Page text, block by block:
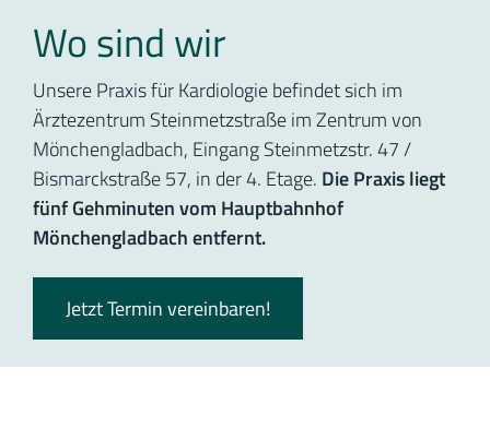
Wo sind wir
Unsere Praxis für Kardiologie befindet sich im
Ärztezentrum Steinmetzstraße im Zentrum von
Mönchengladbach, Eingang Steinmetzstr. 47 /
Bismarckstraße 57, in der 4. Etage. Die Praxis liegt
fünf Gehminuten vom Hauptbahnhof
Mönchengladbach entfernt.
Jetzt Termin vereinbaren!